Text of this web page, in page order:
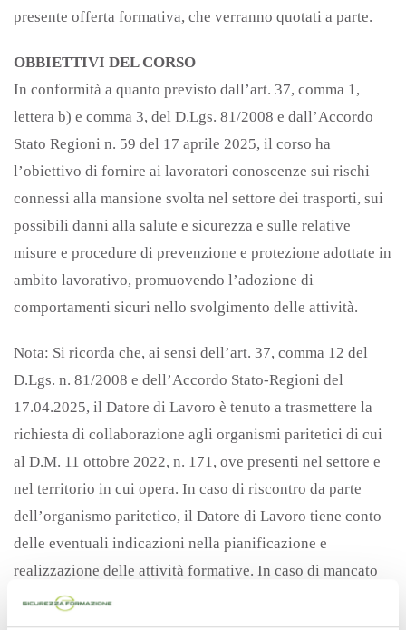
presente offerta formativa, che verranno quotati a parte.
OBBIETTIVI DEL CORSO
In conformità a quanto previsto dall’art. 37, comma 1,
lettera b) e comma 3, del D.Lgs. 81/2008 e dall’Accordo
Stato Regioni n. 59 del 17 aprile 2025, il corso ha
l’obiettivo di fornire ai lavoratori conoscenze sui rischi
connessi alla mansione svolta nel settore dei trasporti, sui
possibili danni alla salute e sicurezza e sulle relative
misure e procedure di prevenzione e protezione adottate in
ambito lavorativo, promuovendo l’adozione di
comportamenti sicuri nello svolgimento delle attività.
Nota: Si ricorda che, ai sensi dell’art. 37, comma 12 del
D.Lgs. n. 81/2008 e dell’Accordo Stato-Regioni del
17.04.2025, il Datore di Lavoro è tenuto a trasmettere la
richiesta di collaborazione agli organismi paritetici di cui
al D.M. 11 ottobre 2022, n. 171, ove presenti nel settore e
nel territorio in cui opera. In caso di riscontro da parte
dell’organismo paritetico, il Datore di Lavoro tiene conto
delle eventuali indicazioni nella pianificazione e
realizzazione delle attività formative. In caso di mancato
riscontro entro quindici giorni dall’invio della richiesta,
ovvero in assenza di organismi paritetici competenti, il